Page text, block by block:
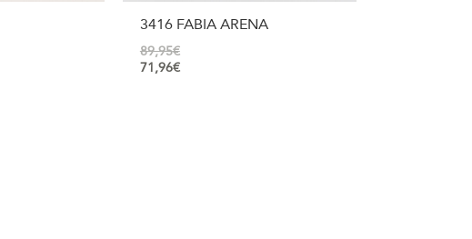
3416 FABIA ARENA
89,95€
71,96€